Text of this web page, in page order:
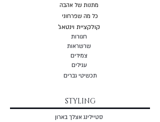
מתנות של אהבה
כל מה שפרחוני
קולקציית וינטאג'
חגורות
שרשראות
צמידים
עגילים
תכשיטי גברים
STYLING
סטיילינג אצלך בארון